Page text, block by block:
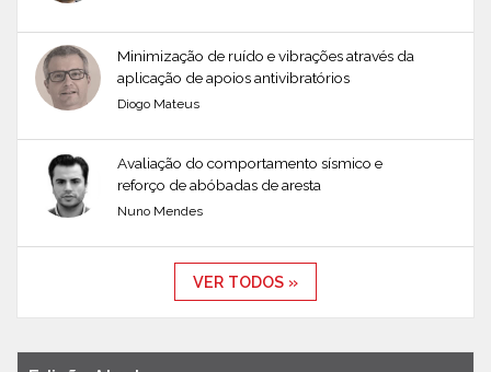
Minimização de ruído e vibrações através da
aplicação de apoios antivibratórios
Diogo Mateus
Avaliação do comportamento sísmico e
reforço de abóbadas de aresta
Nuno Mendes
VER TODOS »